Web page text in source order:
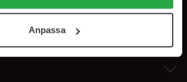
cookies. Du kan när som helst återkalla
Anpassa